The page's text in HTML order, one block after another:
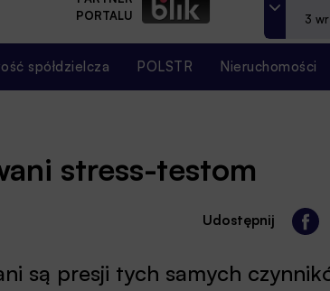
PORTALU
3
spółdzielcza POLSTR Nieruchomości
stress-testom
Udostępnij
są presji tych samych